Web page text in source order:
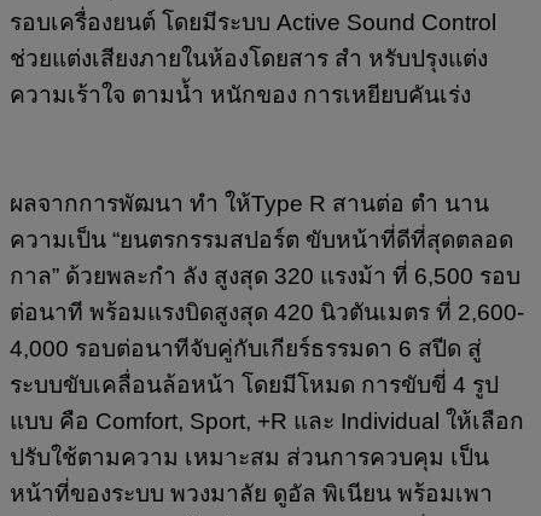
รอบเครื่องยนต์ โดยมีระบบ Active Sound Control
ช่วยแต่งเสียงภายในห้องโดยสาร สำ หรับปรุงแต่ง
ความเร้าใจ ตามน้ำ หนักของ การเหยียบคันเร่ง
ผลจากการพัฒนา ทำ ให้Type R สานต่อ ตำ นาน
ความเป็น “ยนตรกรรมสปอร์ต ขับหน้าที่ดีที่สุดตลอด
กาล” ด้วยพละกำ ลัง สูงสุด 320 แรงม้า ที่ 6,500 รอบ
ต่อนาที พร้อมแรงบิดสูงสุด 420 นิวตันเมตร ที่ 2,600-
4,000 รอบต่อนาทีจับคู่กับเกียร์ธรรมดา 6 สปีด สู่
ระบบขับเคลื่อนล้อหน้า โดยมีโหมด การขับขี่ 4 รูป
แบบ คือ Comfort, Sport, +R และ Individual ให้เลือก
ปรับใช้ตามความ เหมาะสม ส่วนการควบคุม เป็น
หน้าที่ของระบบ พวงมาลัย ดูอัล พิเนียน พร้อมเพา